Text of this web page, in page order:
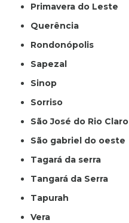
Primavera do Leste
Querência
Rondonópolis
Sapezal
Sinop
Sorriso
São José do Rio Claro
São gabriel do oeste
Tagará da serra
Tangará da Serra
Tapurah
Vera